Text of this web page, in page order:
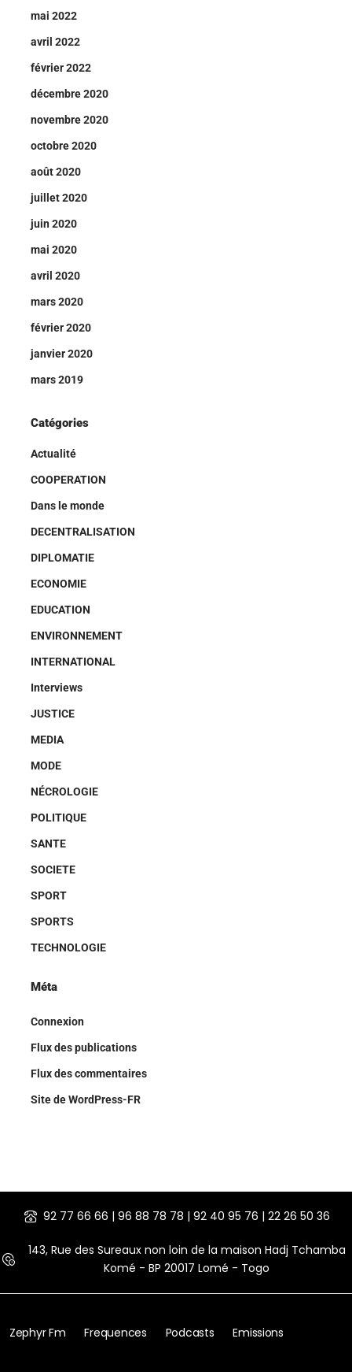
mai 2022
avril 2022
février 2022
décembre 2020
novembre 2020
octobre 2020
août 2020
juillet 2020
juin 2020
mai 2020
avril 2020
mars 2020
février 2020
janvier 2020
mars 2019
Catégories
Actualité
COOPERATION
Dans le monde
DECENTRALISATION
DIPLOMATIE
ECONOMIE
EDUCATION
ENVIRONNEMENT
INTERNATIONAL
Interviews
JUSTICE
MEDIA
MODE
NÉCROLOGIE
POLITIQUE
SANTE
SOCIETE
SPORT
SPORTS
TECHNOLOGIE
Méta
Connexion
Flux des publications
Flux des commentaires
Site de WordPress-FR
92 77 66 66 | 96 88 78 78 | 92 40 95 76 | 22 26 50 36
143, Rue des Sureaux non loin de la maison Hadj Tchamba
Komé - BP 20017 Lomé - Togo
Zephyr Fm Frequences Podcasts Emissions